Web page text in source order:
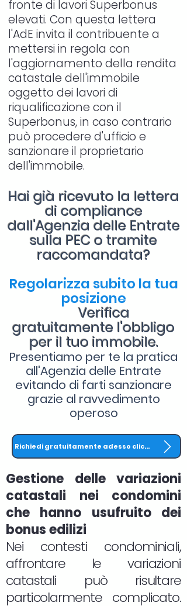
fronte di lavori Superbonus
elevati. Con questa lettera
l'AdE invita il contribuente a
mettersi in regola con
l'aggiornamento della rendita
catastale dell'immobile
oggetto dei lavori di
riqualificazione con il
Superbonus, in caso contrario
può procedere d'ufficio e
sanzionare il proprietario
dell'immobile.
Hai già ricevuto la lettera
di compliance
dall'Agenzia delle Entrate
sulla PEC o tramite
raccomandata?
Regolarizza subito la tua
posizione
Verifica
gratuitamente l'obbligo
per il tuo immobile.
Presentiamo per te la pratica
all'Agenzia delle Entrate
evitando di farti sanzionare
grazie al ravvedimento
operoso
Richiedi gratuitamente adesso clicca QUI
Gestione delle variazioni
catastali nei condomini
che hanno usufruito dei
bonus edilizi
Nei contesti condominiali,
affrontare le variazioni
catastali può risultare
particolarmente complicato.